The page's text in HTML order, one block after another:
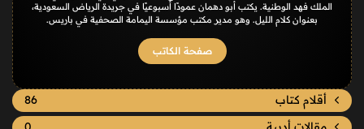
الملك فهد الوطنية. يكتب أبو دهمان عمودًا أسبوعيًا في جريدة الرياض السعودية،
بعنوان كلام الليل. وهو مدير مكتب مؤسسة اليمامة الصحفية في باريس.
صفحة الكاتب
أقلام كتاب
86